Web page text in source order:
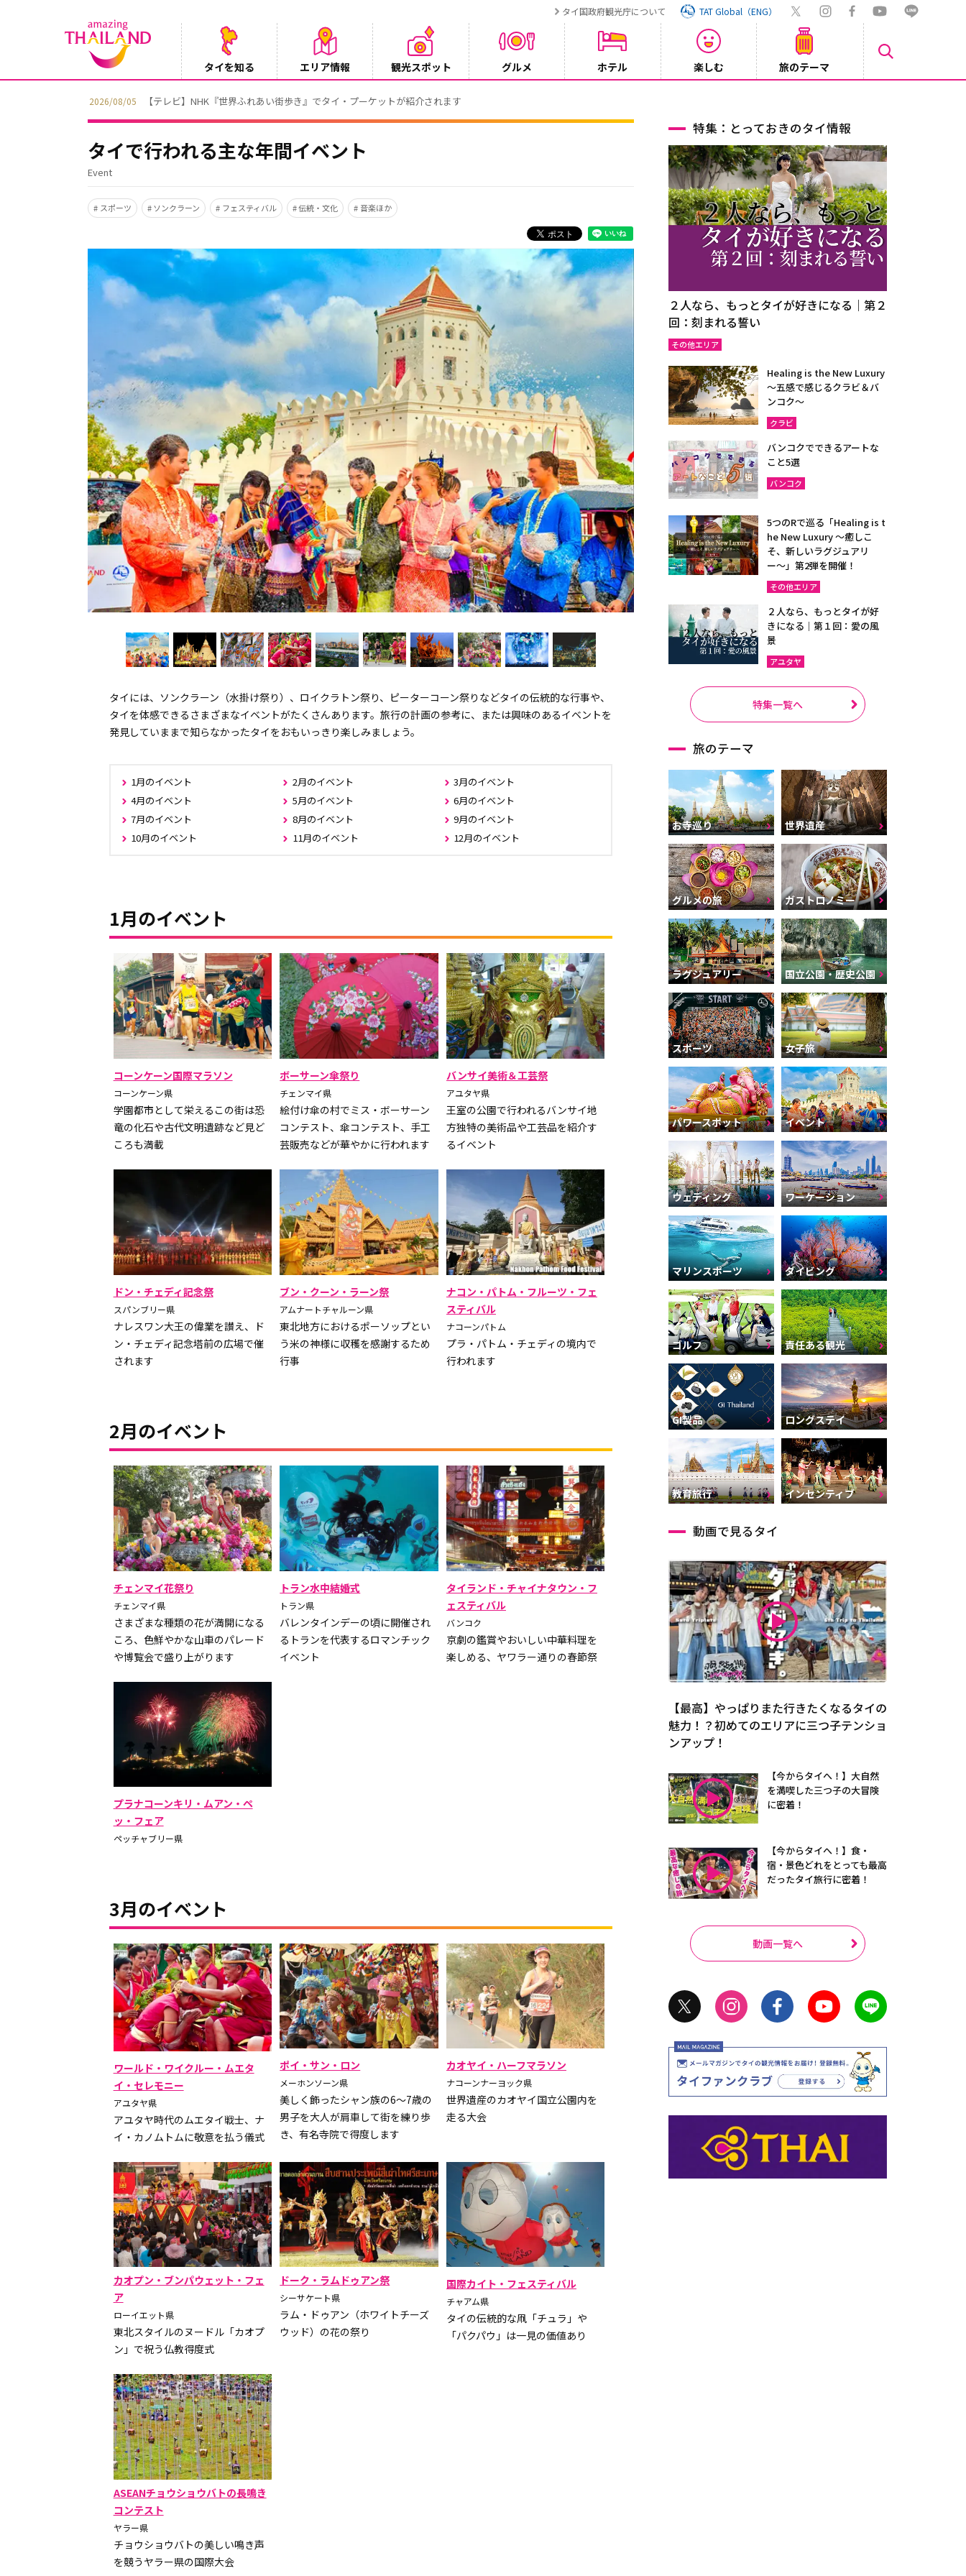
タイ国政府観光庁について TAT Global（ENG）
タイを知る エリア情報 観光スポット グルメ ホテル 楽しむ 旅のテーマ
2026/08/05 【テレビ】NHK『世界ふれあい街歩き』でタイ・プーケットが紹介されます
タイで行われる主な年間イベント
Event
スポーツ ソンクラーン フェスティバル 伝統・文化 音楽ほか
タイには、ソンクラーン（水掛け祭り）、ロイクラトン祭り、ピーターコーン祭りなどタイの伝統的な行事や、
タイを体感できるさまざまなイベントがたくさんあります。旅行の計画の参考に、または興味のあるイベントを
発見していままで知らなかったタイをおもいっきり楽しみましょう。
1月のイベント 2月のイベント
3月のイベント
4月のイベント
5月のイベント
6月のイベント
7月のイベント
8月のイベント
9月のイベント
10月のイベント
11月のイベント 12月のイベント
1月のイベント
コーンケーン国際マラソン
コーンケーン県
学園都市として栄えるこの街は恐
竜の化石や古代文明遺跡など見ど
ころも満載
ボーサーン傘祭り
チェンマイ県
絵付け傘の村でミス・ボーサーン
コンテスト、傘コンテスト、手工
芸販売などが華やかに行われます
バンサイ美術＆工芸祭
アユタヤ県
王室の公園で行われるバンサイ地
方独特の美術品や工芸品を紹介す
るイベント
ドン・チェディ記念祭
スパンブリー県
ナレスワン大王の偉業を讃え、ド
ン・チェディ記念塔前の広場で催
されます
ブン・クーン・ラーン祭
アムナートチャルーン県
東北地方におけるポーソップとい
う米の神様に収穫を感謝するため
行事
ナコン・パトム・フルーツ・フェ
スティバル
ナコーンパトム
プラ・パトム・チェディの境内で
行われます
2月のイベント
チェンマイ花祭り
チェンマイ県
さまざまな種類の花が満開になる
ころ、色鮮やかな山車のパレード
や博覧会で盛り上がります
トラン水中結婚式
トラン県
バレンタインデーの頃に開催され
るトランを代表するロマンチック
イベント
タイランド・チャイナタウン・フ
ェスティバル
バンコク
京劇の鑑賞やおいしい中華料理を
楽しめる、ヤワラー通りの春節祭
プラナコーンキリ・ムアン・ペ
ッ・フェア
ペッチャブリー県
3月のイベント
ワールド・ワイクルー・ムエタ
イ・セレモニー
アユタヤ県
アユタヤ時代のムエタイ戦士、ナ
イ・カノムトムに敬意を払う儀式
ポイ・サン・ロン
メーホンソーン県
美しく飾ったシャン族の6〜7歳の
男子を大人が肩車して街を練り歩
き、有名寺院で得度します
カオヤイ・ハーフマラソン
ナコーンナーヨック県
世界遺産のカオヤイ国立公園内を
走る大会
カオプン・ブンパウェット・フェ
ア
ローイエット県
東北スタイルのヌードル「カオプ
ン」で祝う仏教得度式
ドーク・ラムドゥアン祭
シーサケート県
ラム・ドゥアン（ホワイトチーズ
ウッド）の花の祭り
国際カイト・フェスティバル
チャアム県
タイの伝統的な凧「チュラ」や
「パクパウ」は一見の価値あり
ASEANチョウショウバトの長鳴き
コンテスト
ヤラー県
チョウショウバトの美しい鳴き声
を競うヤラー県の国際大会
特集：とっておきのタイ情報
２人なら、もっとタイが好きになる｜第２
回：刻まれる誓い
その他エリア
Healing is the New Luxury
～五感で感じるクラビ＆バ
ンコク～
クラビ
バンコクでできるアートな
こと5選
バンコク
5つのRで巡る「Healing is t
he New Luxury ～癒しこ
そ、新しいラグジュアリ
ー〜」第2弾を開催！
その他エリア
２人なら、もっとタイが好
きになる｜第１回：愛の風
景
アユタヤ
特集一覧へ
旅のテーマ
お寺巡り 世界遺産
グルメの旅 ガストロノミー
ラグジュアリー 国立公園・歴史公園
スポーツ 女子旅
パワースポット イベント
ウェディング ワーケーション
マリンスポーツ ダイビング
ゴルフ 責任ある観光
GI製品 ロングステイ
教育旅行 インセンティブ
動画で見るタイ
【最高】やっぱりまた行きたくなるタイの
魅力！？初めてのエリアに三つ子テンショ
ンアップ！
【今からタイへ！】大自然
を満喫した三つ子の大冒険
に密着！
【今からタイへ！】食・
宿・景色どれをとっても最高
だったタイ旅行に密着！
動画一覧へ